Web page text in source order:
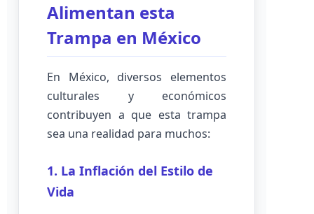
Alimentan esta
Trampa en México
En México, diversos elementos
culturales y económicos
contribuyen a que esta trampa
sea una realidad para muchos:
1. La Inflación del Estilo de
Vida